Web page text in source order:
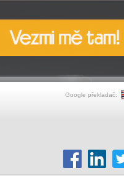
Google překladač: